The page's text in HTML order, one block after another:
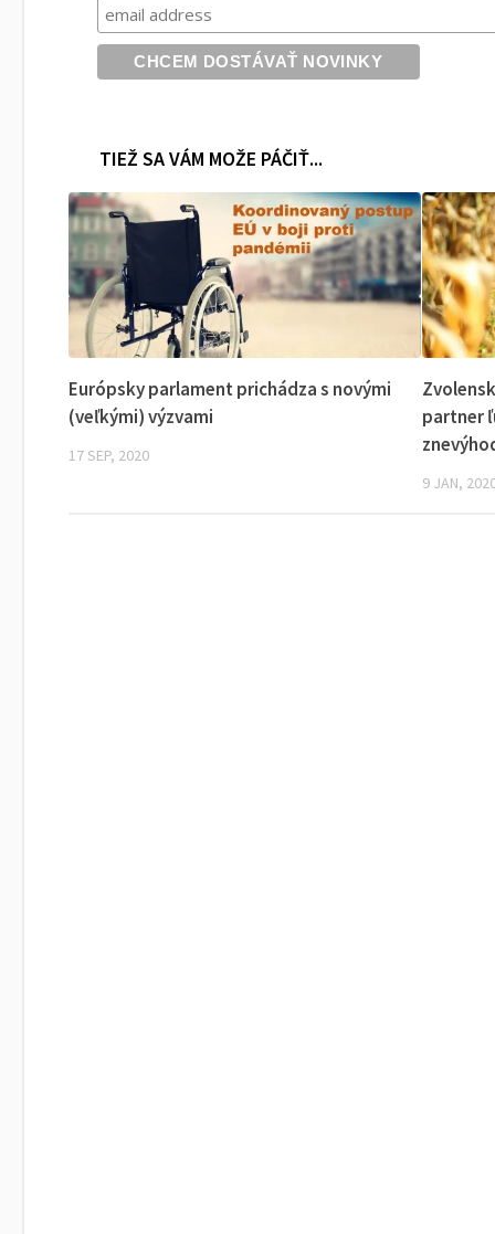
TIEŽ SA VÁM MOŽE PÁČIŤ...
Európsky parlament prichádza s novými
(veľkými) výzvami
17 SEP, 2020
partner
9 JAN,